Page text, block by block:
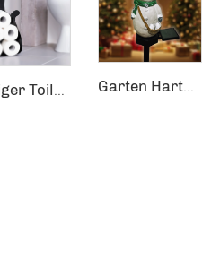
Garten Hartholzschneemann Terrasse Hof Solarlichter Pflock Landschaftsbeleuchtung